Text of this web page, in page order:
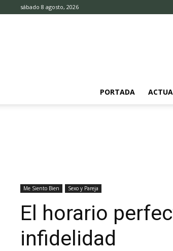
sábado 8 agosto, 2026
PORTADA
Me Siento Bien Sexo y Pareja
El horario
infidelidad